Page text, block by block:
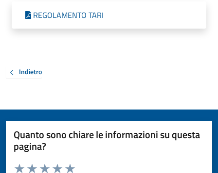
REGOLAMENTO TARI
Indietro
Quanto sono chiare le informazioni su questa
pagina?
Valuta da 1 a 5 stelle la pagina